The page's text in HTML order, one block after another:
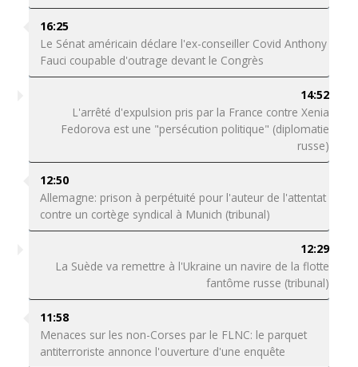
16:25
Le Sénat américain déclare l'ex-conseiller Covid Anthony
Fauci coupable d'outrage devant le Congrès
14:52
L'arrêté d'expulsion pris par la France contre Xenia
Fedorova est une "persécution politique" (diplomatie
russe)
12:50
Allemagne: prison à perpétuité pour l'auteur de l'attentat
contre un cortège syndical à Munich (tribunal)
12:29
La Suède va remettre à l'Ukraine un navire de la flotte
fantôme russe (tribunal)
11:58
Menaces sur les non-Corses par le FLNC: le parquet
antiterroriste annonce l'ouverture d'une enquête